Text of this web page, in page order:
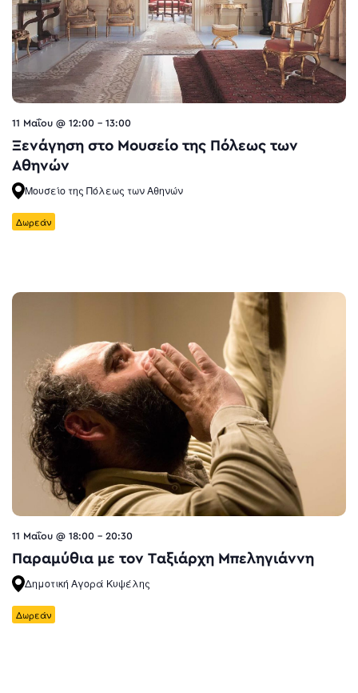
11 Μαΐου @ 12:00 - 13:00
Ξενάγηση στο Μουσείο της Πόλεως των
Αθηνών
Μουσείο της Πόλεως των Αθηνών
Δωρεάν
11 Μαΐου @ 18:00 - 20:30
Παραμύθια με τον Ταξιάρχη Μπεληγιάννη
Δημοτική Αγορά Κυψέλης
Δωρεάν